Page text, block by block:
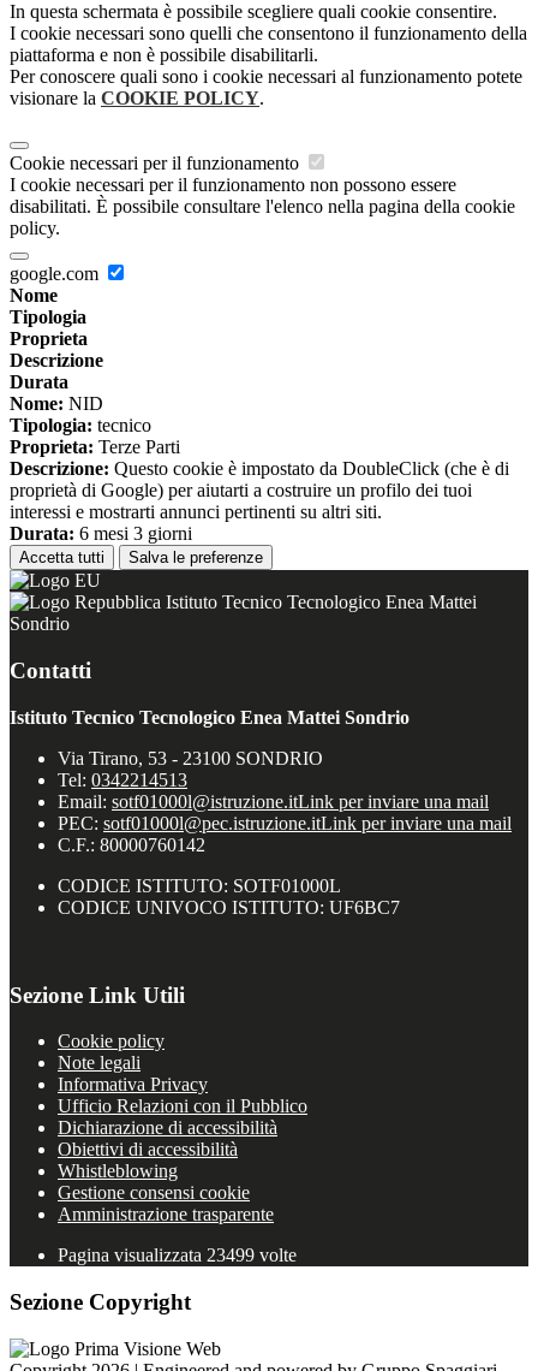
In questa schermata è possibile scegliere quali cookie consentire.
I cookie necessari sono quelli che consentono il funzionamento della
piattaforma e non è possibile disabilitarli.
Per conoscere quali sono i cookie necessari al funzionamento potete
visionare la COOKIE POLICY.
Cookie necessari per il funzionamento
I cookie necessari per il funzionamento non possono essere
disabilitati. È possibile consultare l'elenco nella pagina della cookie
policy.
google.com
Nome
Tipologia
Proprieta
Descrizione
Durata
Nome: NID
Tipologia: tecnico
Proprieta: Terze Parti
Descrizione: Questo cookie è impostato da DoubleClick (che è di
proprietà di Google) per aiutarti a costruire un profilo dei tuoi
interessi e mostrarti annunci pertinenti su altri siti.
Durata: 6 mesi 3 giorni
Accetta tutti Salva le preferenze
Istituto Tecnico Tecnologico Enea Mattei
Sondrio
Contatti
Istituto Tecnico Tecnologico Enea Mattei Sondrio
Via Tirano, 53 - 23100 SONDRIO
Tel: 0342214513
Email: sotf01000l@istruzione.itLink per inviare una mail
PEC: sotf01000l@pec.istruzione.itLink per inviare una mail
C.F.: 80000760142
CODICE ISTITUTO: SOTF01000L
CODICE UNIVOCO ISTITUTO: UF6BC7
Sezione Link Utili
Cookie policy
Note legali
Informativa Privacy
Ufficio Relazioni con il Pubblico
Dichiarazione di accessibilità
Obiettivi di accessibilità
Whistleblowing
Gestione consensi cookie
Amministrazione trasparente
Pagina visualizzata 23499 volte
Sezione Copyright